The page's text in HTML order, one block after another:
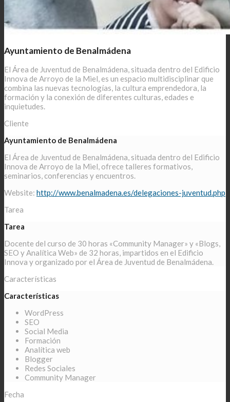
Ayuntamiento de Benalmádena
El Área de Juventud de Benalmádena, situada dentro del Edificio
Innova de Arroyo de la Miel, es un espacio multidisciplinar que
combina las nuevas tecnologías, la cultura emprendedora, la
formación y la conexión de diferentes culturas, edades e
inquietudes.
Cliente
Ayuntamiento de Benalmádena
El Área de Juventud de Benalmádena, situada dentro del Edificio
Innova de Arroyo de la Miel, ofrece talleres formativos,
seminarios, conferencias y encuentros.
Website: http://www.benalmadena.es/delegaciones-juventud.php
Tarea
Tarea
Docente del curso de 30 horas «Community Manager» y «Blogs,
SEO y Analítica Web» de 32 horas, impartidos en el Edificio
Innova y organizado por el Área de Juventud de Benalmádena.
Características
Características
WordPress
SEO
Social Media
Formación
Analítica web
Blogger
Redes Sociales
Community Manager
Fecha